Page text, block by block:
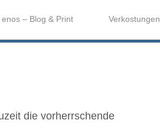
enos – Blog & Print Verkostungen
die vorherrschende